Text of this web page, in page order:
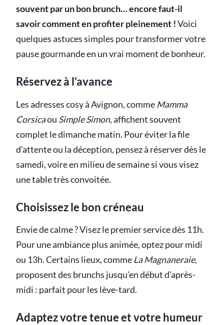
souvent par un bon brunch… encore faut-il
savoir comment en profiter pleinement !Voici
quelques astuces simples pour transformer votre
pause gourmande en un vrai moment de bonheur.
Réservez à l’avance
Les adresses cosy à Avignon, comme Mamma
Corsicaou Simple Simon, affichent souvent
complet le dimanche matin. Pour éviter la file
d’attente ou la déception, pensez à réserver dès le
samedi, voire en milieu de semaine si vous visez
une table très convoitée.
Choisissez le bon créneau
Envie de calme ? Visez le premier service dès 11h.
Pour une ambiance plus animée, optez pour midi
ou 13h. Certains lieux, comme La Magnaneraie,
proposent des brunchs jusqu’en début d’après-
midi : parfait pour les lève-tard.
Adaptez votre tenue et votre humeur